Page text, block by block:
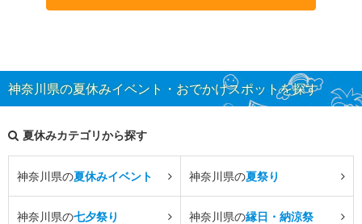
神奈川県の夏休みイベント・おでかけスポットを探す
夏休みカテゴリから探す
神奈川県の夏休みイベント 神奈川県の夏祭り
神奈川県の七夕祭り 神奈川県の縁日・納涼祭